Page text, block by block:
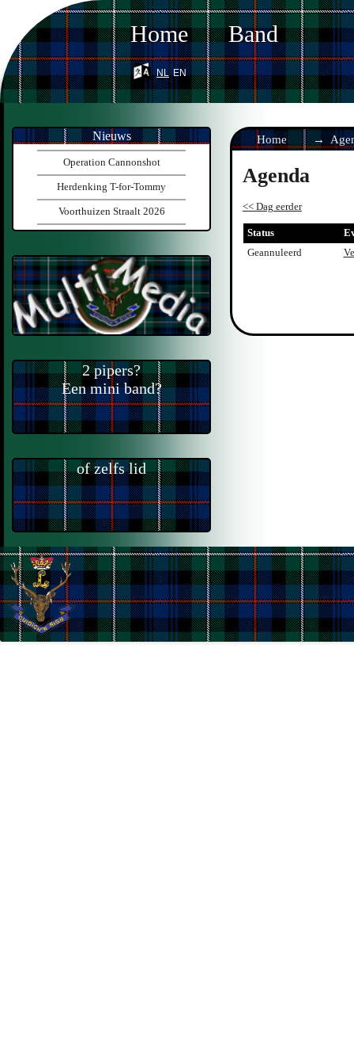
Home Band
nl en
Home
Agenda
<< Dag eerder
Status
Geannuleerd
Nieuws
Operation Cannonshot
Herdenking T-for-Tommy
Voorthuizen Straalt 2026
2 pipers?
Een mini band?
of zelfs lid